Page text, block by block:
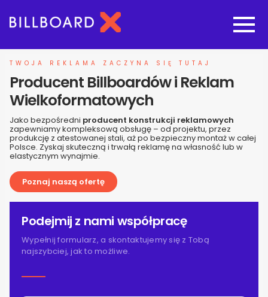
Oferta budowy reklam
Nasze pozostałe usługi
Galeria
O nas
Realizacje
Blog
TWOJA REKLAMA ZACZYNA SIĘ TUTAJ
Producent Billboardów i Reklam
Wielkoformatowych
Jako bezpośredni producent konstrukcji reklamowych
zapewniamy kompleksową obsługę – od projektu, przez
produkcję z atestowanej stali, aż po bezpieczny montaż w całej
Polsce. Zyskaj skuteczną i trwałą reklamę na własność lub w
elastycznym wynajmie.
Poznaj naszą ofertę
Podejmij z nami współpracę
Wypełnij formularz, a skontaktujemy się z Tobą
najszybciej, jak to możliwe.